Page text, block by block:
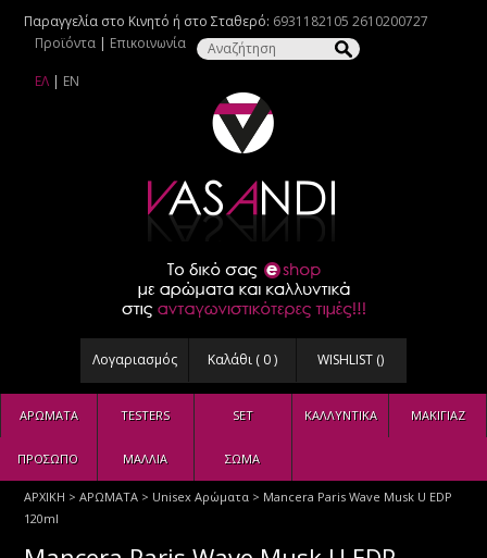
Παραγγελία στο Κινητό ή στο Σταθερό: 6931182105 2610200727
Προϊόντα | Επικοινωνία
ΕΛ | EN
Λογαριασμός Καλάθι ( 0) WISHLIST ()
ΑΡΩΜΑΤΑ TESTERS SET ΚΑΛΛΥΝΤΙΚΑ ΜΑΚΙΓΙΑΖ
ΠΡΟΣΩΠΟ ΜΑΛΛΙΑ ΣΩΜΑ
ΑΡΧΙΚΗ >ΑΡΩΜΑΤΑ > Unisex Αρώματα > Mancera Paris Wave Musk U EDP
120ml